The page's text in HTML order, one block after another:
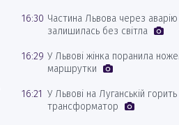
16:30 Частина Львова через аварію
залишилась без світла
16:29 У Львові жінка поранила
маршрутки
16:21 У Львові на Луганській горить
трансформатор